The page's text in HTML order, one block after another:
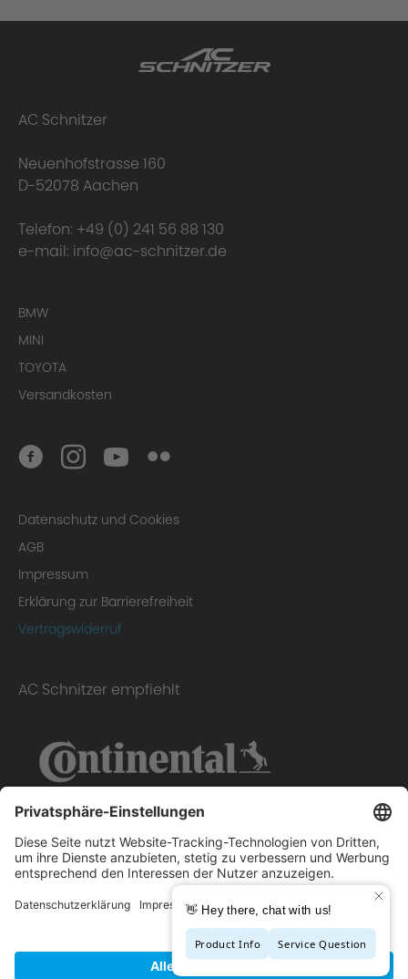
AC Schnitzer
Neuenhofstrasse 160
D-52078 Aachen
Telefon: +49 (0) 241 56 88 130
e-mail: info@ac-schnitzer.de
BMW
MINI
TOYOTA
Versandkosten
Datenschutz und Cookies
AGB
Impressum
Erklärung zur Barrierefreiheit
Vertragswiderruf
AC Schnitzer empfiehlt